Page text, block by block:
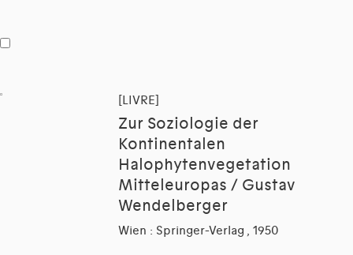
[LIVRE]
Zur Soziologie der
Kontinentalen
Halophytenvegetation
Mitteleuropas / Gustav
Wendelberger
Wien : Springer-Verlag , 1950